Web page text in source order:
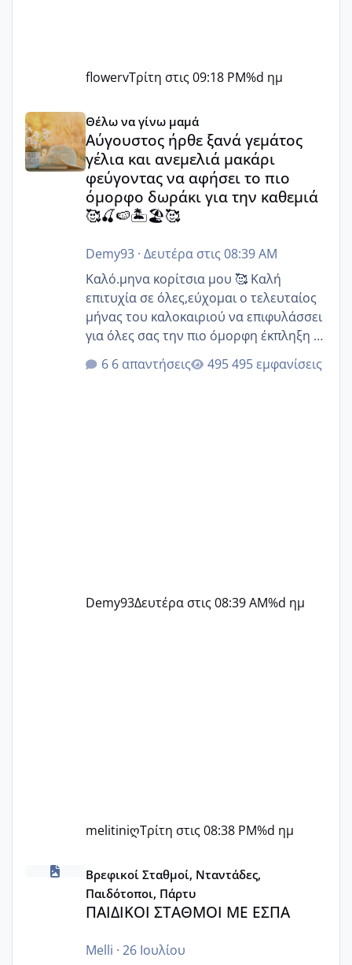
flowervΤρίτη στις 09:18 PM%d ημ
Αύγουστος ήρθε ξανά γεμάτος γέλια και ανεμελιά
Θέλω να γίνω μαμά
Αύγουστος ήρθε ξανά γεμάτος
γέλια και ανεμελιά μακάρι
φεύγοντας να αφήσει το πιο
όμορφο δωράκι για την καθεμιά
🥰🍒🍉🏝️🏖️🥰
Demy93· Δευτέρα στις 08:39 AM
Καλό.μηνα κορίτσια μου 🥰 Καλή
επιτυχία σε όλες,εύχομαι ο τελευταίος
μήνας του καλοκαιριού να επιφυλάσσει
για όλες σας την πιο όμορφη έκπληξη 🧿
@Elk @Melikara86 @Παρασκευαιδου
@Zenia z @melitiniღ @Christi.D.
6 απαντήσεις 495 εμφανίσεις
Demy93Δευτέρα στις 08:39 AM%d ημ
melitiniღΤρίτη στις 08:38 PM%d ημ
ΠΑΙΔΙΚΟΙ ΣΤΑΘΜΟΙ ΜΕ ΕΣΠΑ
Βρεφικοί Σταθμοί, Νταντάδες,
Παιδότοποι, Πάρτυ
ΠΑΙΔΙΚΟΙ ΣΤΑΘΜΟΙ ΜΕ ΕΣΠΑ
Melli · 26 Ιουλίου